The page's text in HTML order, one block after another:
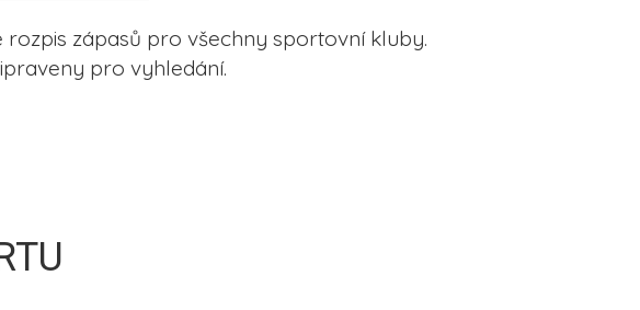
zápasů pro všechny sportovní kluby.
pro vyhledání.